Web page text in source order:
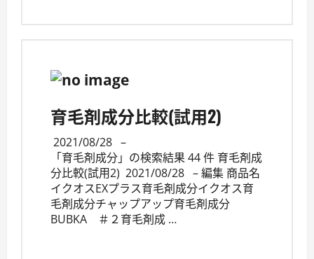
育毛剤成分比較(試用2)
2021/08/28 –
「育毛剤成分」の検索結果 44 件 育毛剤成
分比較(試用2) 2021/08/28 – 編集 商品名
イクオスEXプラス育毛剤成分イクオス育
毛剤成分チャップアップ育毛剤成分
BUBKA ＃２育毛剤成 …